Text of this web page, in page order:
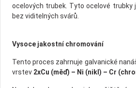
ocelových trubek. Tyto ocelové trubky
bez viditelných svárů.
Vysoce jakostní chromování
Tento proces zahrnuje galvanické
vrstev 2xCu (měď) – Ni (nikl) – Cr